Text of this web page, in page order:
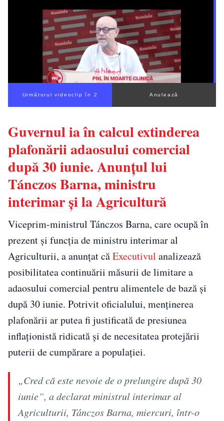
Următorul videoclip în 1 Anulează
Guvernul ia în calcul extinderea
plafonării adaosului comercial
după 30 iunie. Anunțul lui
Tánczos Barna, ministru
interimar și la Agricultură
Viceprim-ministrul Tánczos Barna, care ocupă în
prezent și funcția de ministru interimar al
Agriculturii, a anunțat căExecutivul analizează
posibilitatea continuării măsurii de limitare a
adaosului comercial pentru alimentele de bază și
după 30 iunie. Potrivit oficialului, menținerea
plafonării ar putea fi justificată de presiunea
inflaționistă ridicată și de necesitatea protejării
puterii de cumpărare a populației.
„Cred că este nevoie de o prelungire după 30
iunie”, a declarat ministrul interimar al
Agriculturii, Tánczos Barna, miercuri, într-o